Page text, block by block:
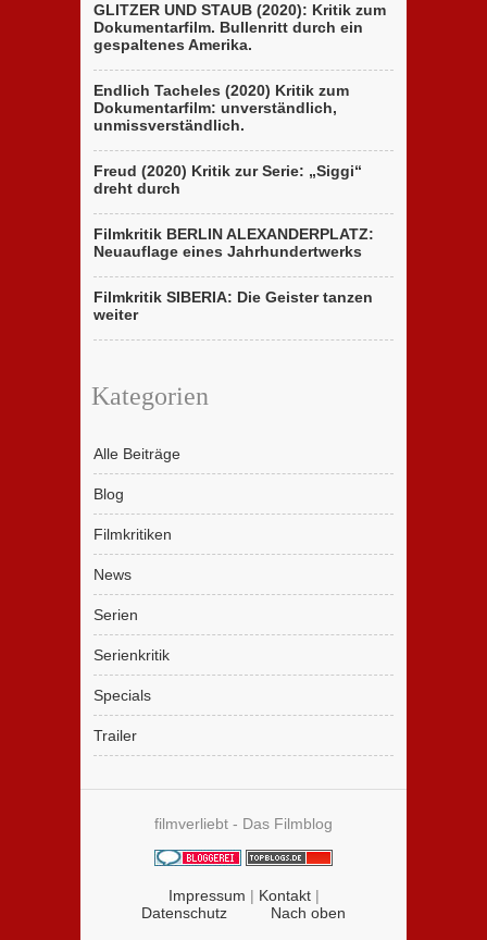
GLITZER UND STAUB (2020): Kritik zum
Dokumentarfilm. Bullenritt durch ein
gespaltenes Amerika.
Endlich Tacheles (2020) Kritik zum
Dokumentarfilm: unverständlich,
unmissverständlich.
Freud (2020) Kritik zur Serie: „Siggi“
dreht durch
Filmkritik BERLIN ALEXANDERPLATZ:
Neuauflage eines Jahrhundertwerks
Filmkritik SIBERIA: Die Geister tanzen
weiter
Kategorien
Alle Beiträge
Blog
Filmkritiken
News
Serien
Serienkritik
Specials
Trailer
filmverliebt - Das Filmblog
Impressum | Kontakt|
Datenschutz
Nach oben